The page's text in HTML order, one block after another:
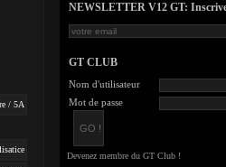
/ 5A
NEWSLETTER V12 GT:
GT CLUB
Nom d'utilisateur
Mot de passe